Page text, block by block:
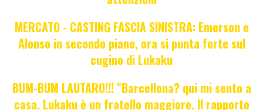
MERCATO - CASTING FASCIA SINISTRA: Emerson e
Alonso in secondo piano, ora si punta forte sul
cugino di Lukaku
BUM-BUM LAUTARO!!! "Barcellona? qui mi sento a
casa. Lukaku è un fratello maggiore. Il rapporto